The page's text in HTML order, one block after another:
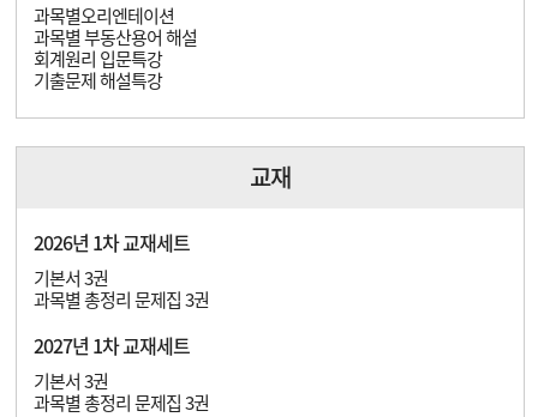
과목별오리엔테이션
과목별 부동산용어 해설
회계원리 입문특강
기출문제 해설특강
교재
2026년 1차 교재세트
기본서 3권
과목별 총정리 문제집 3권
2027년 1차 교재세트
기본서 3권
과목별 총정리 문제집 3권